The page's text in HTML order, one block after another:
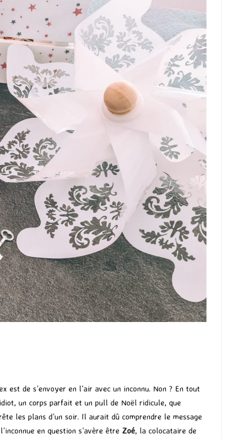
de s’envoyer en l’air avec un inconnu. Non ? En tout
un corps parfait et un pull de Noël ridicule, que
les plans d’un soir. Il aurait dû comprendre le message
en question s’avère être Zoé, la colocataire de